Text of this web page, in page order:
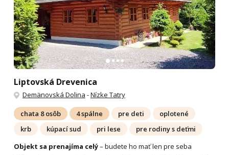
Liptovská Drevenica
Demänovská Dolina -Nízke Tatry
chata 8 osôb 4 spálne pre deti
oplotené
krb
kúpací sud pri lese
pre rodiny s deťmi
Objekt sa prenajíma celý– budete ho mať len pre seba